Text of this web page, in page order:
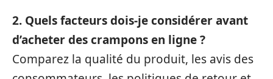
2. Quels facteurs dois-je considérer avant
d’acheter des crampons en ligne ?
Comparez la qualité du produit, les avis des